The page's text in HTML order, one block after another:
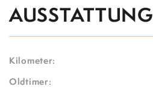
AUSSTATTUNG
Kilometer:
Oldtimer: